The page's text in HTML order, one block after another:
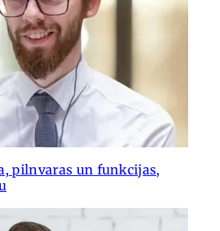
pilnvaras un funkcijas,